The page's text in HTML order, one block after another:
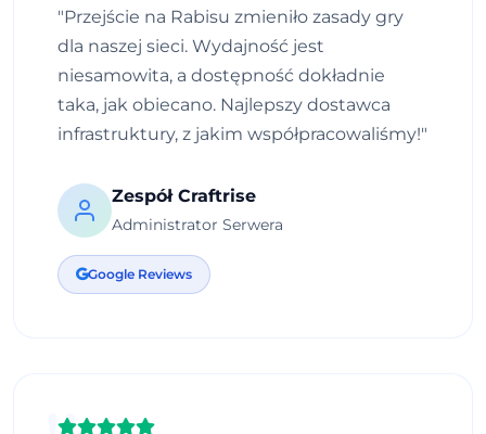
"Przejście na Rabisu zmieniło zasady gry
dla naszej sieci. Wydajność jest
niesamowita, a dostępność dokładnie
taka, jak obiecano. Najlepszy dostawca
infrastruktury, z jakim współpracowaliśmy!"
Zespół Craftrise
Administrator Serwera
Google Reviews